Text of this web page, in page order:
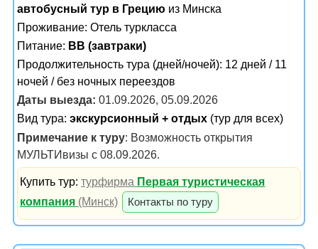
автобусный тур в Грецию из Минска
Проживание: Отель туркласса
Питание: BB (завтраки)
Продолжительность тура (дней/ночей): 12 дней / 11
ночей / без ночных переездов
Даты выезда: 01.09.2026, 05.09.2026
Вид тура: экскурсионный + отдых (тур для всех)
Примечание к туру: Возможность открытия
МУЛЬТИвизы с 08.09.2026.
Купить тур:турфирма Первая туристическая
компания (Минск) Контакты по туру